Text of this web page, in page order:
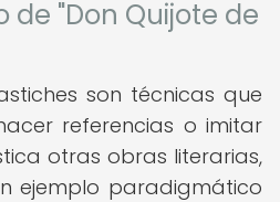
de "Don Quijote de
son técnicas que
referencias o imitar
otras obras literarias,
ejemplo paradigmático